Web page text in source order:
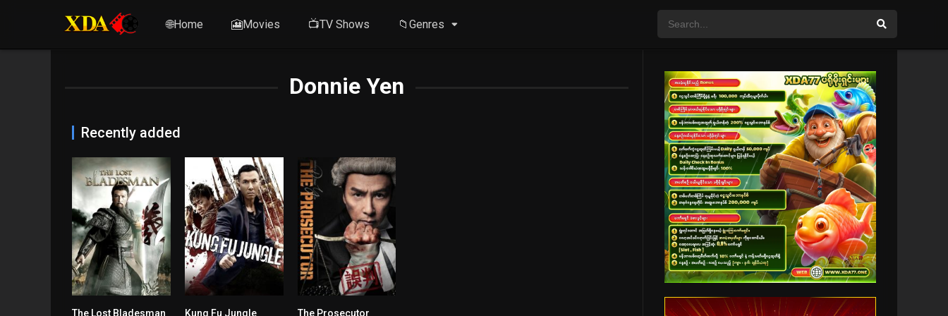
🌐Home 🎦Movies 📺TV Shows 📁Genres
Donnie Yen
Recently added
The Lost Bladesman Kung Fu Jungle The Prosecutor